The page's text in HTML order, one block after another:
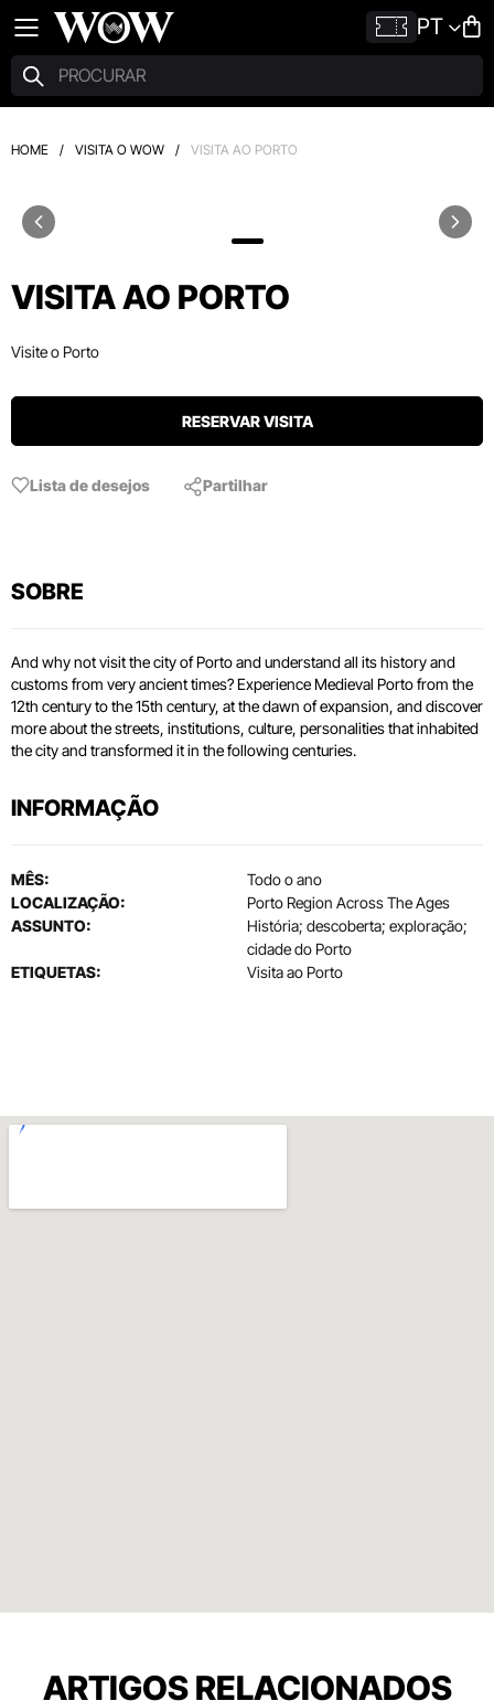
PT
HOME / VISITA O WOW / VISITA AO PORTO
VISITA AO PORTO
Visite o Porto
RESERVAR VISITA
Lista de desejos Partilhar
SOBRE
And why not visit the city of Porto and understand all its history and
customs from very ancient times? Experience Medieval Porto from the
12th century to the 15th century, at the dawn of expansion, and discover
more about the streets, institutions, culture, personalities that inhabited
the city and transformed it in the following centuries.
INFORMAÇÃO
MÊS:
Todo o ano
LOCALIZAÇÃO:
Porto Region Across The Ages
ASSUNTO:
História; descoberta; exploração;
cidade do Porto
ETIQUETAS:
Visita ao Porto
ARTIGOS RELACIONADOS